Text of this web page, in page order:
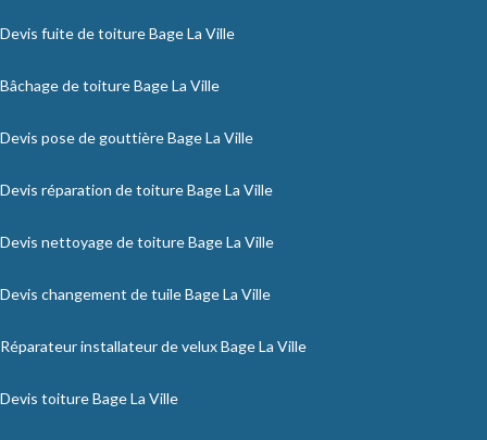
Devis fuite de toiture Bage La Ville
Bâchage de toiture Bage La Ville
Devis pose de gouttière Bage La Ville
Devis réparation de toiture Bage La Ville
Devis nettoyage de toiture Bage La Ville
Devis changement de tuile Bage La Ville
Réparateur installateur de velux Bage La Ville
Devis toiture Bage La Ville